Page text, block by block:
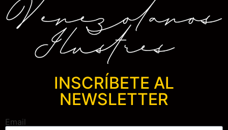
INSCRÍBETE AL
NEWSLETTER
Email